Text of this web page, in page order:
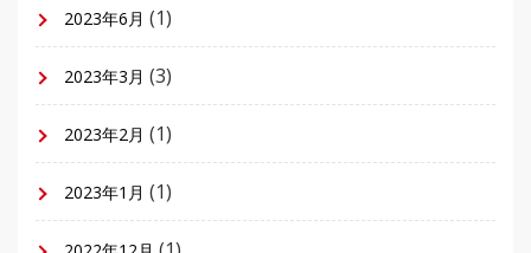
2023年6月 (1)
2023年3月 (3)
2023年2月 (1)
2023年1月 (1)